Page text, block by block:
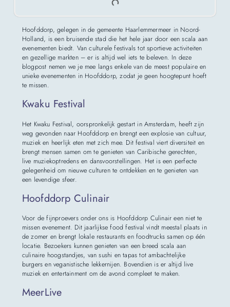
Hoofddorp, gelegen in de gemeente Haarlemmermeer in Noord-
Holland, is een bruisende stad die het hele jaar door een scala aan
evenementen biedt. Van culturele festivals tot sportieve activiteiten
en gezellige markten – er is altijd wel iets te beleven. In deze
blogpost nemen we je mee langs enkele van de meest populaire en
unieke evenementen in Hoofddorp, zodat je geen hoogtepunt hoeft
te missen.
Kwaku Festival
Het Kwaku Festival, oorspronkelijk gestart in Amsterdam, heeft zijn
weg gevonden naar Hoofddorp en brengt een explosie van cultuur,
muziek en heerlijk eten met zich mee. Dit festival viert diversiteit en
brengt mensen samen om te genieten van Caribische gerechten,
live muziekoptredens en dansvoorstellingen. Het is een perfecte
gelegenheid om nieuwe culturen te ontdekken en te genieten van
een levendige sfeer.
Hoofddorp Culinair
Voor de fijnproevers onder ons is Hoofddorp Culinair een niet te
missen evenement. Dit jaarlijkse food festival vindt meestal plaats in
de zomer en brengt lokale restaurants en foodtrucks samen op één
locatie. Bezoekers kunnen genieten van een breed scala aan
culinaire hoogstandjes, van sushi en tapas tot ambachtelijke
burgers en veganistische lekkernijen. Bovendien is er altijd live
muziek en entertainment om de avond compleet te maken.
MeerLive